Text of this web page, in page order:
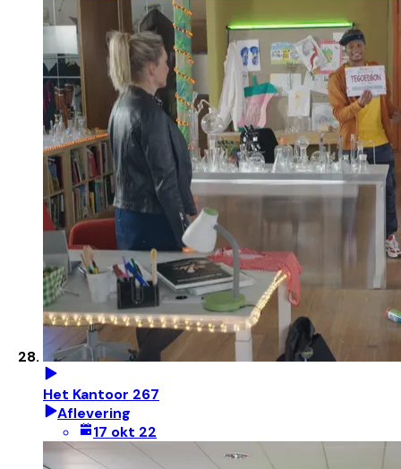
Het Kantoor 267
Aflevering
17 okt 22